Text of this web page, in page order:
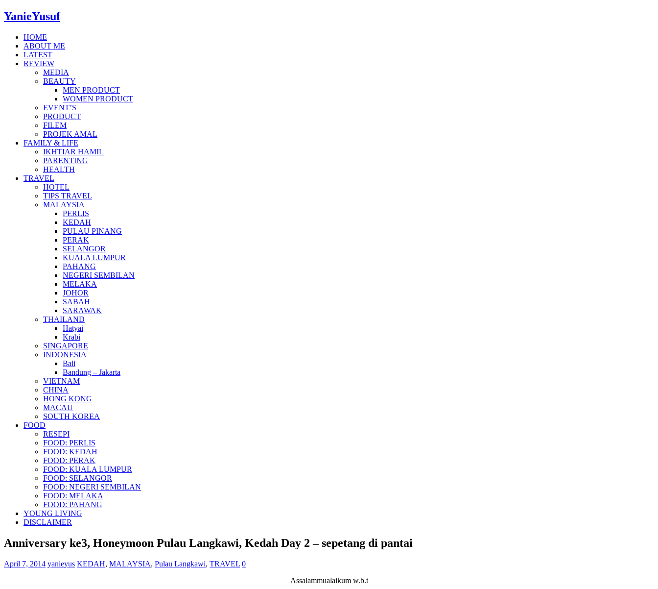
YanieYusuf
HOME
ABOUT ME
LATEST
REVIEW
MEDIA
BEAUTY
MEN PRODUCT
WOMEN PRODUCT
EVENT’S
PRODUCT
FILEM
PROJEK AMAL
FAMILY & LIFE
IKHTIAR HAMIL
PARENTING
HEALTH
TRAVEL
HOTEL
TIPS TRAVEL
MALAYSIA
PERLIS
KEDAH
PULAU PINANG
PERAK
SELANGOR
KUALA LUMPUR
PAHANG
NEGERI SEMBILAN
MELAKA
JOHOR
SABAH
SARAWAK
THAILAND
Hatyai
Krabi
SINGAPORE
INDONESIA
Bali
Bandung – Jakarta
VIETNAM
CHINA
HONG KONG
MACAU
SOUTH KOREA
FOOD
RESEPI
FOOD: PERLIS
FOOD: KEDAH
FOOD: PERAK
FOOD: KUALA LUMPUR
FOOD: SELANGOR
FOOD: NEGERI SEMBILAN
FOOD: MELAKA
FOOD: PAHANG
YOUNG LIVING
DISCLAIMER
Anniversary ke3, Honeymoon Pulau Langkawi, Kedah Day 2 – sepetang di pantai
April 7, 2014 yanieyus KEDAH, MALAYSIA, Pulau Langkawi, TRAVEL 0
Assalammualaikum w.b.t